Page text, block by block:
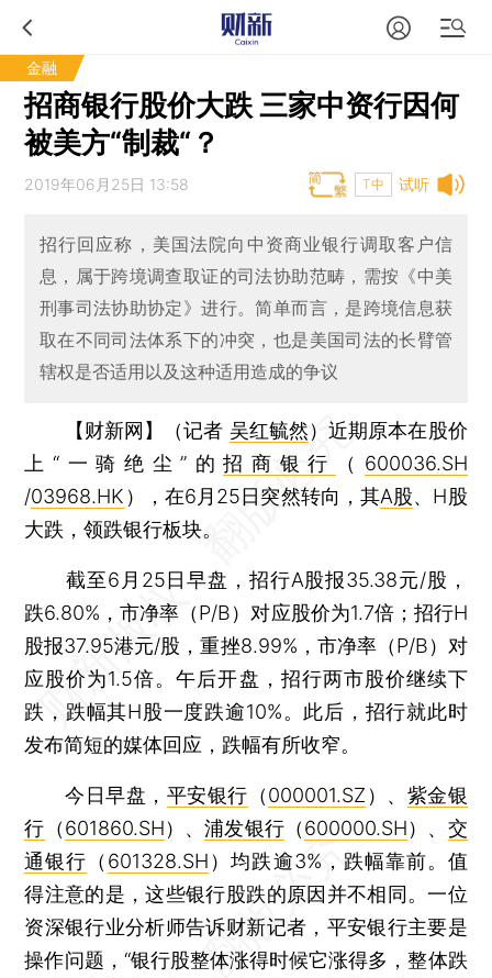
金融
招商银行股价大跌 三家中资行因何
被美方“制裁“？
试听
2019年06月25日 13:58 T中
招行回应称，美国法院向中资商业银行调取客户信
息，属于跨境调查取证的司法协助范畴，需按《中美
刑事司法协助协定》进行。简单而言，是跨境信息获
取在不同司法体系下的冲突，也是美国司法的长臂管
辖权是否适用以及这种适用造成的争议
【财新网】（记者 吴红毓然）近期原本在股价
上“一骑绝尘”的招商银行 （ 600036.SH
/03968.HK ），在6月25日突然转向，其A股、H股
大跌，领跌银行板块。
截至6月25日早盘，招行A股报35.38元/股，
跌6.80%，市净率（P/B）对应股价为1.7倍；招行H
股报37.95港元/股，重挫8.99%，市净率（P/B）对
应股价为1.5倍。午后开盘，招行两市股价继续下
跌，跌幅其H股一度跌逾10%。此后，招行就此时
发布简短的媒体回应，跌幅有所收窄。
今日早盘， 平安银行 （000001.SZ ）、 紫金银
行 （601860.SH）、浦发银行（600000.SH）、 交
通银行 （ 601328.SH ）均跌逾3%，跌幅靠前。值
得注意的是，这些银行股跌的原因并不相同。一位
资深银行业分析师告诉财新记者，平安银行主要是
操作问题，“银行股整体涨得时候它涨得多，整体跌